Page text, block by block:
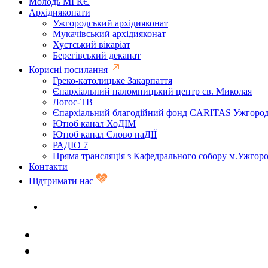
Архідияконати
Ужгородський архідияконат
Мукачівський архідияконат
Хустський вікаріат
Берегівський деканат
Корисні посилання
Греко-католицьке Закарпаття
Єпархіальний паломницький центр св. Миколая
Логос-ТВ
Єпархіальний благодійний фонд CARITAS
Ютюб канал ХоДІМ
Ютюб канал Слово наДІЇ
РАДІО 7
Пряма трансляція з Кафедрального собору
Контакти
Підтримати нас